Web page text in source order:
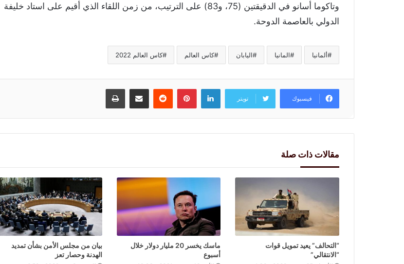
وتاكوما أسانو في الدقيقتين (75، و83) على الترتيب، من زمن اللقاء الذي أقيم على استاد خليفة
الدولي بالعاصمة الدوحة.
ألمانيا المانيا اليابان كاس العالم كاس العالم 2022
فيسبوك تويتر
لينكدإنبينتيريست
‏Reddit مشاركة عبر البريد طباعة
مقالات ذات صلة
“التحالف” يعيد تمويل قوات
“الانتقالي”
ماسك يخسر 20 مليار دولار خلال
أسبوع
بيان من مجلس الأمن بشأن تمديد
الهدنة وحصار تعز